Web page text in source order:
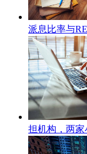
派息比率与
担机构，两家